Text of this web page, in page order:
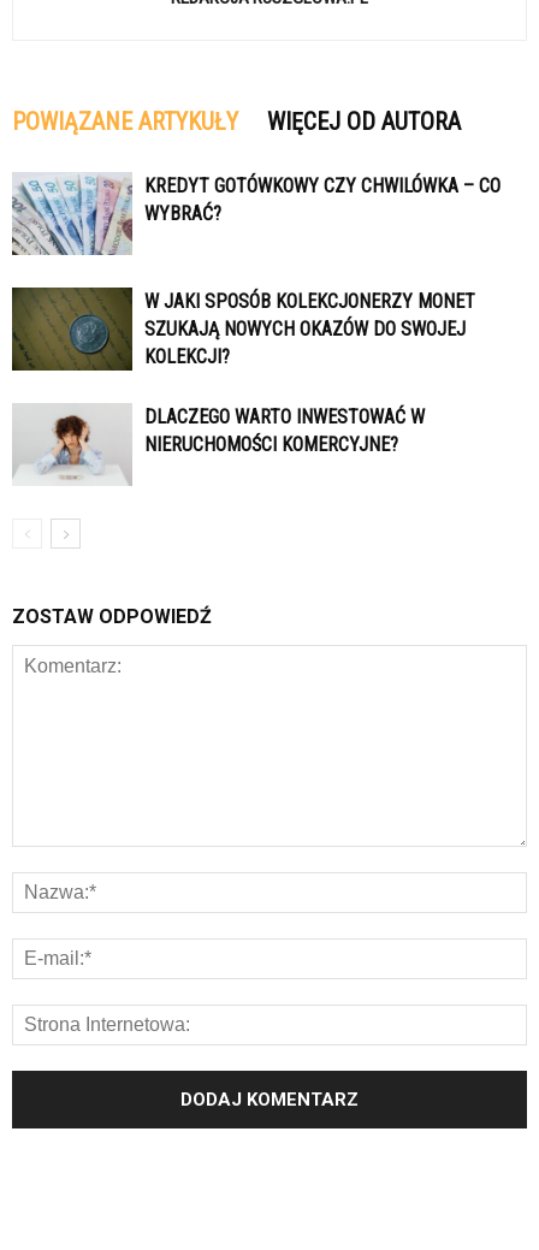
POWIĄZANE ARTYKUŁY WIĘCEJ OD AUTORA
KREDYT GOTÓWKOWY CZY CHWILÓWKA – CO
WYBRAĆ?
W JAKI SPOSÓB KOLEKCJONERZY MONET
SZUKAJĄ NOWYCH OKAZÓW DO SWOJEJ
KOLEKCJI?
DLACZEGO WARTO INWESTOWAĆ W
NIERUCHOMOŚCI KOMERCYJNE?
ZOSTAW ODPOWIEDŹ